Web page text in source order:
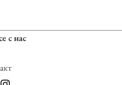
с нас